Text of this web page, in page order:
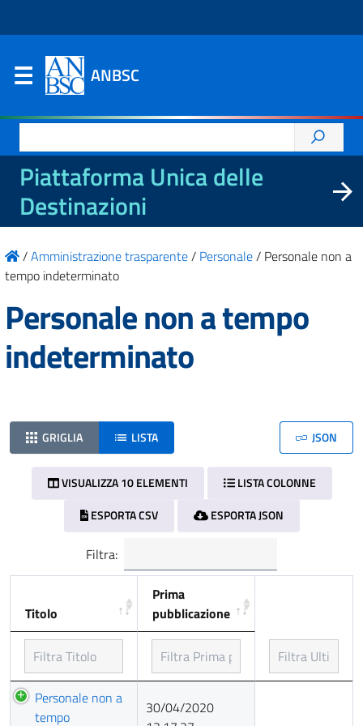
ANBSC
per:
Piattaforma Unica delle
Destinazioni
/Amministrazione trasparente/ Personale/ Personale non a
tempo indeterminato
Personale non a tempo
indeterminato
GRIGLIA LISTA JSON
VISUALIZZA 10 ELEMENTI
LISTA COLONNE
ESPORTA CSV
ESPORTA JSON
Filtra:
Titolo
Prima
pubblicazione
Titolo
pubblicazione
Personale non a
tempo
30/04/2020